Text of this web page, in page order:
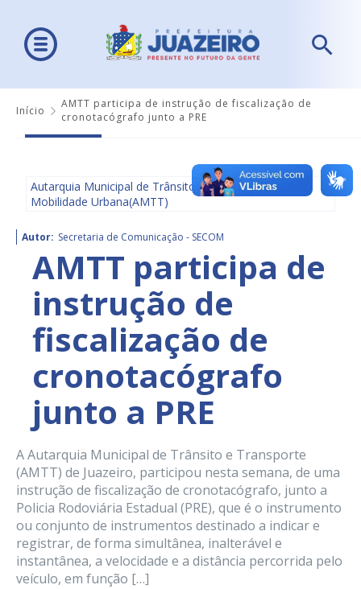
Início
AMTT participa de instrução de fiscalização de
cronotacógrafo junto a PRE
Autarquia Municipal de Trânsito e Transporte e
Mobilidade Urbana(AMTT)
Autor: Secretaria de Comunicação - SECOM
AMTT participa de
instrução de
fiscalização de
cronotacógrafo
junto a PRE
A Autarquia Municipal de Trânsito e Transporte
(AMTT) de Juazeiro, participou nesta semana, de uma
instrução de fiscalização de cronotacógrafo, junto a
Policia Rodoviária Estadual (PRE), que é o instrumento
ou conjunto de instrumentos destinado a indicar e
registrar, de forma simultânea, inalterável e
instantânea, a velocidade e a distância percorrida pelo
veículo, em função […]